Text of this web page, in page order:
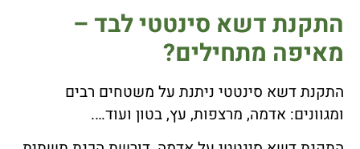
התקנת דשא סינטטי לבד –
מאיפה מתחילים?
התקנת דשא סינטטי ניתנת על משטחים רבים
ומגוונים: אדמה, מרצפות, עץ, בטון ועוד….